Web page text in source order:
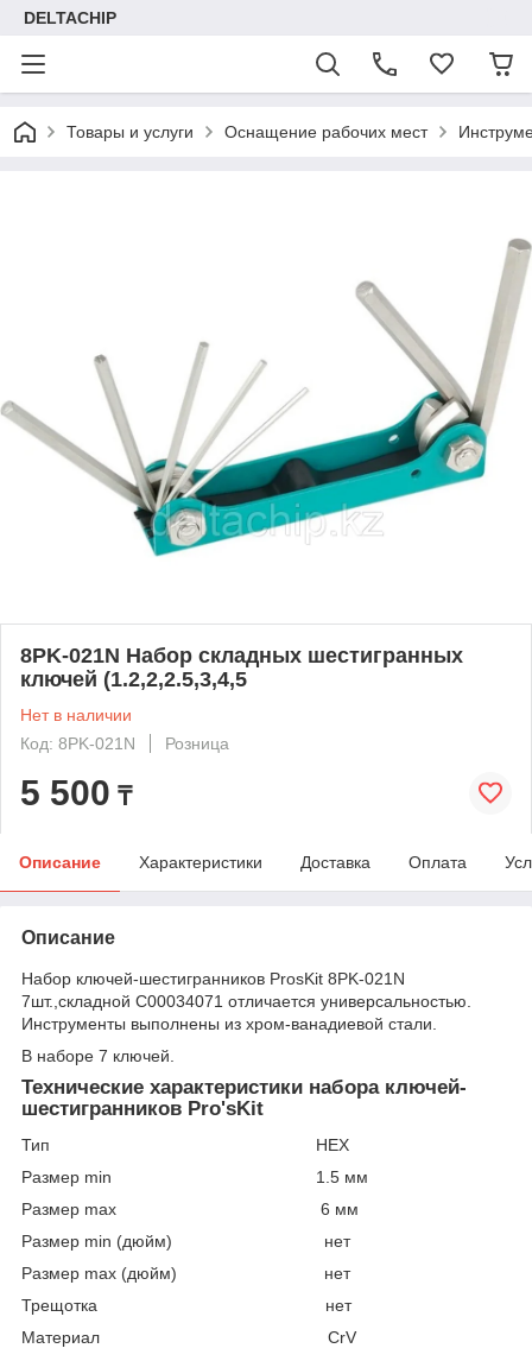
DELTACHIP
Товары и услуги Оснащение рабочих мест
8PK-021N Набор складных шестигранных
ключей (1.2,2,2.5,3,4,5
Нет в наличии
Код: 8PK-021N
Розница
5 500 ₸
Описание Характеристики Доставка Оплата
Описание
Набор ключей-шестигранников ProsKit 8PK-021N
7шт.,складной С00034071 отличается универсальностью.
Инструменты выполнены из хром-ванадиевой стали.
В наборе 7 ключей.
Технические характеристики набора ключей-
шестигранников Pro'sKit
Тип HEX
Размер min 1.5 мм
Размер max 6 мм
Размер min (дюйм) нет
Размер max (дюйм) нет
Трещотка нет
Материал CrV